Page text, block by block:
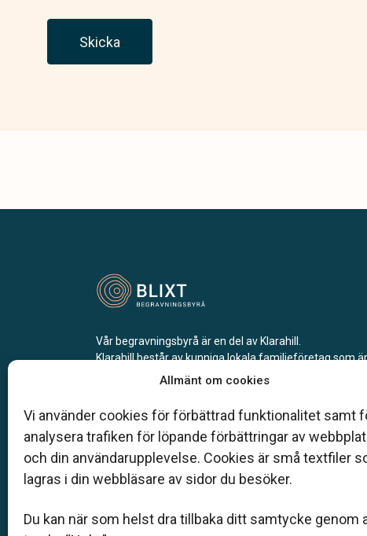
Allmänt om cookies
Vi använder cookies för förbättrad funktionalitet samt
analysera trafiken för löpande förbättringar av
och din användarupplevelse. Cookies är små textfiler
lagras i din webbläsare av sidor du besöker.
Du kan när som helst dra tillbaka ditt samtycke genom
Skicka
Vår begravningsbyrå är en del av Klarahill.
Klarahill består av kunniga lokala familjeföretag som är
auktoriserade inom Sveriges begravningsbyråers
när det gäller bemötande och när vi utformar
skräddarsydda personliga begravningar.
0521-71 11 63
info@blixtbyra.se